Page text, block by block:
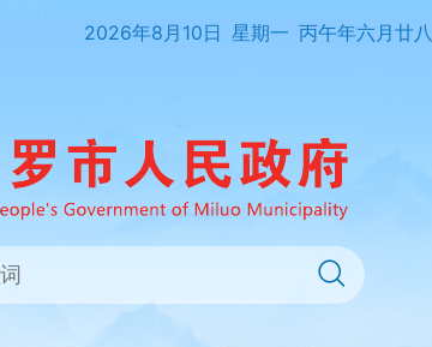
2026年8月10日 星期一 丙午年六月廿八